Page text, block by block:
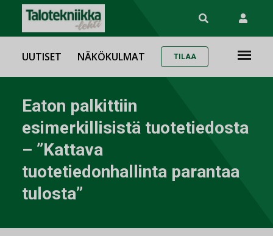
UUTISET NÄKÖKULMAT TILAA
Eaton palkittiin
esimerkillisistä tuotetiedosta
– ”Kattava
tuotetiedonhallinta parantaa
tulosta”